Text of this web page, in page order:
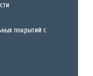
покрытий г.